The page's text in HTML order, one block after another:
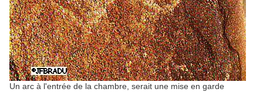
Un arc à l'entrée de la chambre, serait une mise en garde